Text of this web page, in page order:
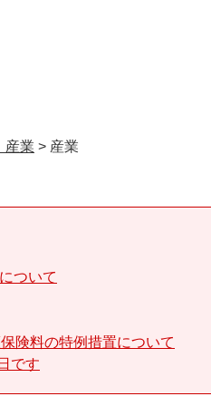
産業 > 産業
ついて
険料の特例措置について
です